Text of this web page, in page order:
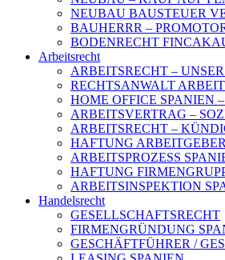
NEUBAU BAUSTEUER
BAUHERRR –
BODENRECHT
Arbeitsrecht
ARBEITSRECHT –
RECHTSANWALT
HOME OFFICE SPANIEN
ARBEITSVERTRAG –
ARBEITSRECHT –
HAFTUNG
ARBEITSPROZESS
HAFTUNG
ARBEITSINSPEKTION
Handelsrecht
GESELLSCHAFTSRECHT
FIRMENGRÜNDUNG
GESCHÄFTFÜHRER /